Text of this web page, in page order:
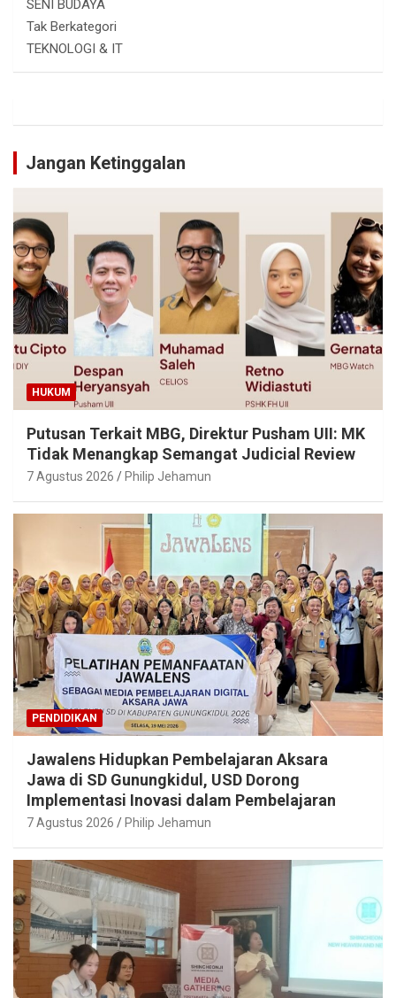
SENI BUDAYA
Tak Berkategori
TEKNOLOGI & IT
Jangan Ketinggalan
HUKUM
Putusan Terkait MBG, Direktur Pusham UII: MK
Tidak Menangkap Semangat Judicial Review
7 Agustus 2026 Philip Jehamun
PENDIDIKAN
Jawalens Hidupkan Pembelajaran Aksara
Jawa di SD Gunungkidul, USD Dorong
Implementasi Inovasi dalam Pembelajaran
7 Agustus 2026 Philip Jehamun